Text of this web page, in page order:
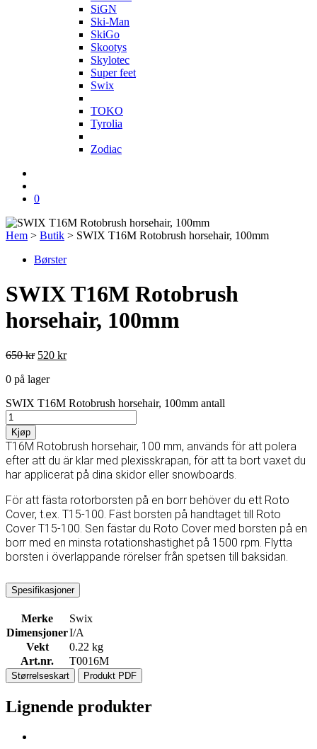
SiGN
Ski-Man
SkiGo
Skootys
Skylotec
Super feet
Swix
TOKO
Tyrolia
Zodiac
0
Hem > Butik > SWIX T16M Rotobrush horsehair, 100mm
Børster
SWIX T16M Rotobrush
horsehair, 100mm
650kr 520 kr
0 på lager
SWIX T16M Rotobrush horsehair, 100mm antall
Kjøp
T16M Rotobrush horsehair, 100 mm, används för att polera
efter att du är klar med plexisskrapan, för att ta bort vaxet du
har applicerat på dina skidor eller snowboards.
För att fästa rotorborsten på en borr behöver du ett Roto
Cover, t.ex. T15-100. Fäst borsten på handtaget till Roto
Cover T15-100. Sen fästar du Roto Cover med borsten på en
borr med en minsta rotationshastighet på 1500 rpm. Flytta
borsten i överlappande rörelser från spetsen till baksidan.
Spesifikasjoner
Merke
Swix
DimensjonerI/A
Vekt
0.22 kg
Art.nr.
T0016M
Størrelseskart Produkt PDF
Lignende produkter